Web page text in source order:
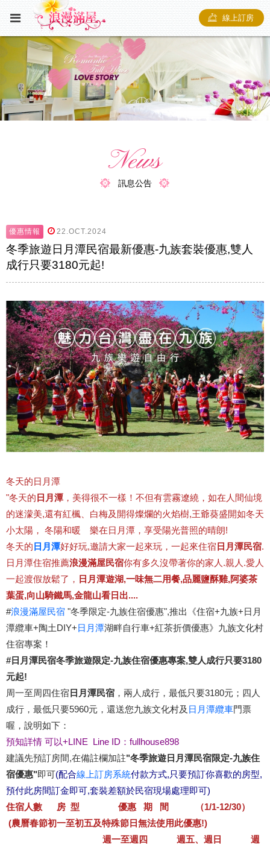
線上訂房
News
訊息公告
優惠情報 22.OCT.2024
冬季旅遊日月潭民宿最新優惠-九族套裝優惠,雙人
成行只要3180元起!
冬天的日月潭
"冬天的 日月潭，美得很不一樣！不但有雲霧遼繞，如在人間仙境
的迷濛美,還有紅楓、白梅及開得燦爛的火焰樹,王爺葵盛開如冬天
小太陽， 冬陽和暖 樂在日月潭，享受陽光普照的晴朗!
冬天的 日月潭好好玩,邀請大家一起來玩，一起來住宿 日月潭民宿.
日月潭住宿推薦浪漫滿屋民宿你有多久沒帶著你的家人.親人.愛人
一起渡假放鬆了， 日月潭遊湖,一味無二用餐,品麗鹽酥雞,阿婆茶
葉蛋,向山騎鐵馬,金龍山看日出....
#浪漫滿屋民宿 "冬季限定-九族住宿優惠",推出《住宿+九族+日月
潭纜車+陶土DIY+日月潭湖畔自行車+紅茶折價優惠》九族文化村
住宿專案！
#日月潭民宿冬季旅遊限定-九族住宿優惠專案,雙人成行只要3180
元起!
周一至周四住宿 日月潭民宿 ，兩人成行，最低只要3180元；四人
成行，最低只要5960元，還送您九族文化村及 日月潭纜車門票
喔，說明如下：
預知詳情 可以+LINE Line ID：fullhouse898
建議先預訂房間,在備註欄加註"冬季旅遊日月潭民宿限定-九族住
宿優惠"即可(配合線上訂房系統付款方式,只要預訂你喜歡的房型,
預付此房間訂金即可,套裝差額於民宿現場處理即可)
住宿人數 房 型 優惠 期 間 （1/1-12/30）
(農曆春節初一至初五及特殊節日無法使用此優惠!)
週一至週四 週五、週日 週